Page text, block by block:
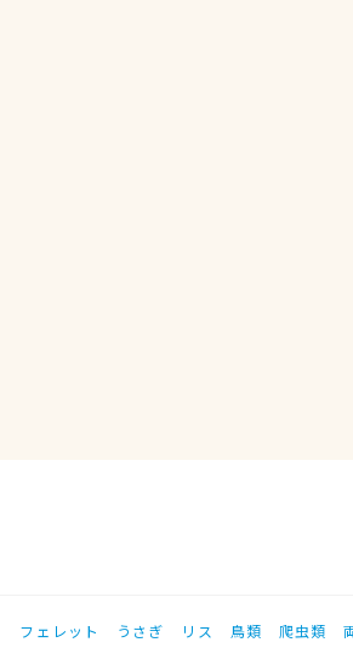
フェレット うさぎ リス 鳥類 爬虫類